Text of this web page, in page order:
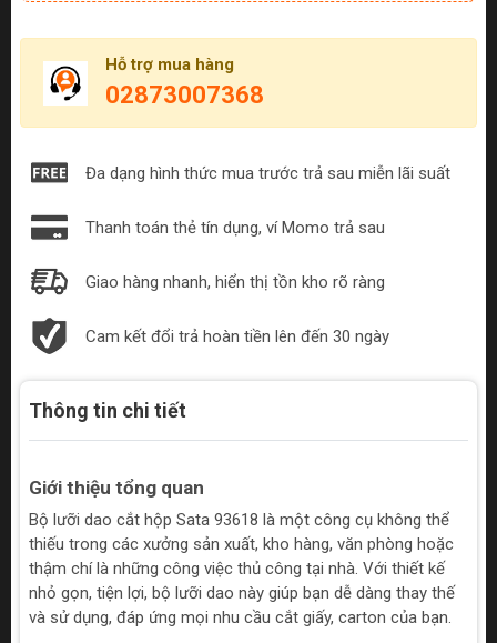
Hỗ trợ mua hàng
02873007368
Đa dạng hình thức mua trước trả sau miễn lãi suất
Thanh toán thẻ tín dụng, ví Momo trả sau
Giao hàng nhanh, hiển thị tồn kho rõ ràng
Cam kết đổi trả hoàn tiền lên đến 30 ngày
Thông tin chi tiết
Giới thiệu tổng quan
Bộ lưỡi dao cắt hộp Sata 93618 là một công cụ không thể
thiếu trong các xưởng sản xuất, kho hàng, văn phòng hoặc
thậm chí là những công việc thủ công tại nhà. Với thiết kế
nhỏ gọn, tiện lợi, bộ lưỡi dao này giúp bạn dễ dàng thay thế
và sử dụng, đáp ứng mọi nhu cầu cắt giấy, carton của bạn.